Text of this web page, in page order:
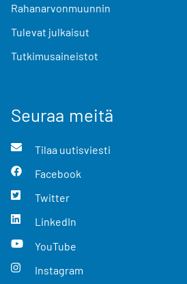
Rahanarvonmuunnin
Tulevat julkaisut
Tutkimusaineistot
Seuraa meitä
Tilaa uutisviesti
Facebook
Twitter
LinkedIn
YouTube
Instagram